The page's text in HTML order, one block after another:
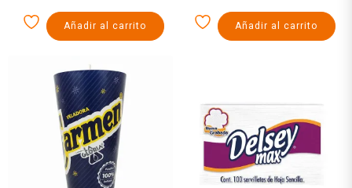
Añadir al carrito Añadir al carrito